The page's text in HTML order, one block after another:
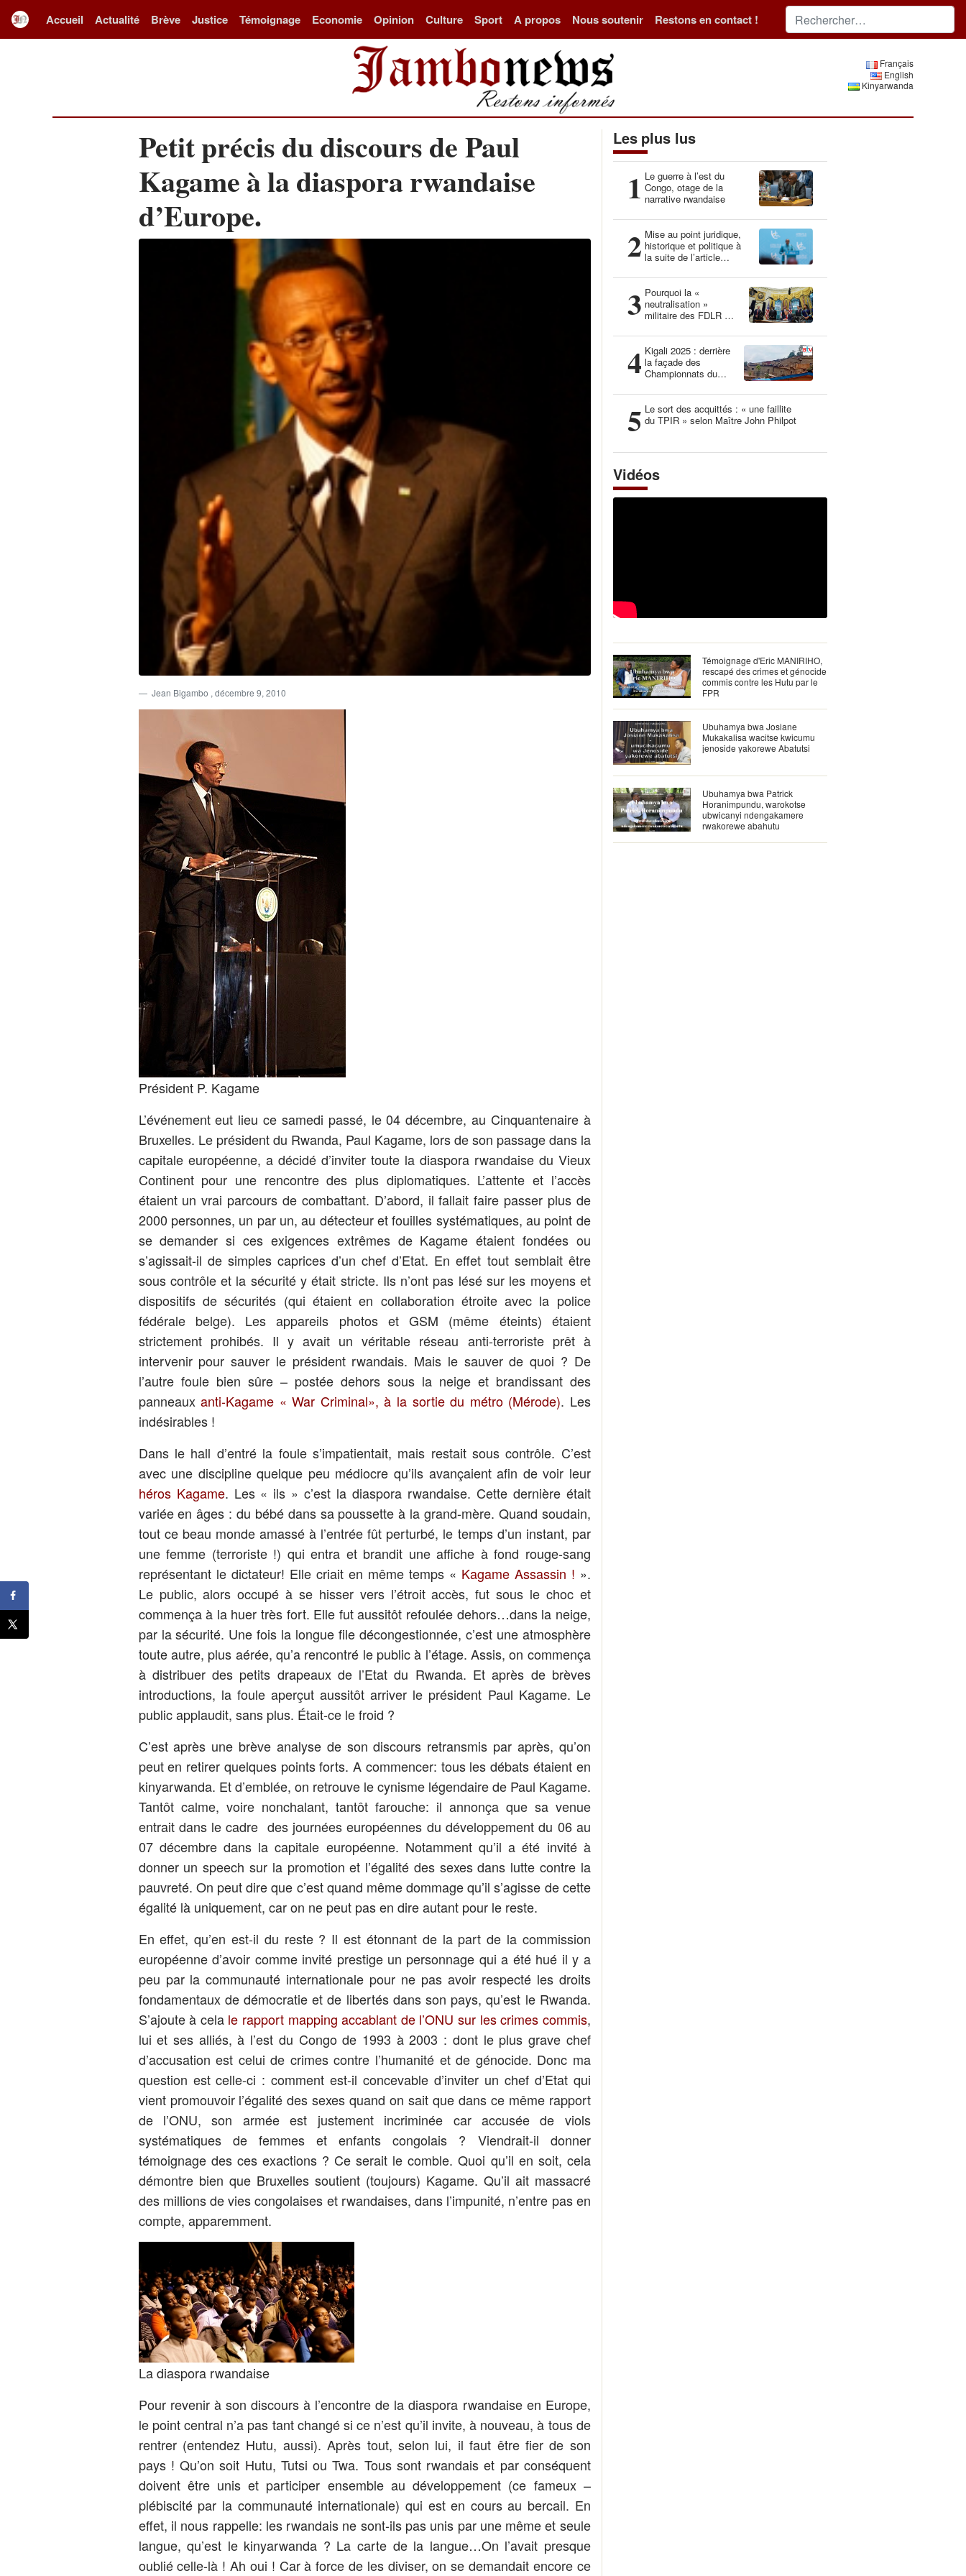
Accueil Actualité Brève Justice Témoignage Economie Opinion Culture Sport A propos Nous soutenir Restons en contact !
Français
English
Kinyarwanda
Petit précis du discours de Paul
Kagame à la diaspora rwandaise
d’Europe.
Jean Bigambo , décembre 9, 2010
Président P. Kagame
L’événement eut lieu ce samedi passé, le 04 décembre, au Cinquantenaire à
Bruxelles. Le président du Rwanda, Paul Kagame, lors de son passage dans la
capitale européenne, a décidé d’inviter toute la diaspora rwandaise du Vieux
Continent pour une rencontre des plus diplomatiques. L’attente et l’accès
étaient un vrai parcours de combattant. D’abord, il fallait faire passer plus de
2000 personnes, un par un, au détecteur et fouilles systématiques, au point de
se demander si ces exigences extrêmes de Kagame étaient fondées ou
s’agissait-il de simples caprices d’un chef d’Etat. En effet tout semblait être
sous contrôle et la sécurité y était stricte. Ils n’ont pas lésé sur les moyens et
dispositifs de sécurités (qui étaient en collaboration étroite avec la police
fédérale belge). Les appareils photos et GSM (même éteints) étaient
strictement prohibés. Il y avait un véritable réseau anti-terroriste prêt à
intervenir pour sauver le président rwandais. Mais le sauver de quoi ? De
l’autre foule bien sûre – postée dehors sous la neige et brandissant des
panneauxanti-Kagame « War Criminal», à la sortie du métro (Mérode). Les
indésirables !
Dans le hall d’entré la foule s’impatientait, mais restait sous contrôle. C’est
avec une discipline quelque peu médiocre qu’ils avançaient afin de voir leur
héros Kagame. Les « ils » c’est la diaspora rwandaise. Cette dernière était
variée en âges : du bébé dans sa poussette à la grand-mère. Quand soudain,
tout ce beau monde amassé à l’entrée fût perturbé, le temps d’un instant, par
une femme (terroriste !) qui entra et brandit une affiche à fond rouge-sang
représentant le dictateur! Elle criait en même temps « Kagame Assassin ! ».
Le public, alors occupé à se hisser vers l’étroit accès, fut sous le choc et
commença à la huer très fort. Elle fut aussitôt refoulée dehors…dans la neige,
par la sécurité. Une fois la longue file décongestionnée, c’est une atmosphère
toute autre, plus aérée, qu’a rencontré le public à l’étage. Assis, on commença
à distribuer des petits drapeaux de l’Etat du Rwanda. Et après de brèves
introductions, la foule aperçut aussitôt arriver le président Paul Kagame. Le
public applaudit, sans plus. Était-ce le froid ?
C’est après une brève analyse de son discours retransmis par après, qu’on
peut en retirer quelques points forts. A commencer: tous les débats étaient en
kinyarwanda. Et d’emblée, on retrouve le cynisme légendaire de Paul Kagame.
Tantôt calme, voire nonchalant, tantôt farouche: il annonça que sa venue
entrait dans le cadre des journées européennes du développement du 06 au
07 décembre dans la capitale européenne. Notamment qu’il a été invité à
donner un speech sur la promotion et l’égalité des sexes dans lutte contre la
pauvreté. On peut dire que c’est quand même dommage qu’il s’agisse de cette
égalité là uniquement, car on ne peut pas en dire autant pour le reste.
En effet, qu’en est-il du reste ? Il est étonnant de la part de la commission
européenne d’avoir comme invité prestige un personnage qui a été hué il y a
peu par la communauté internationale pour ne pas avoir respecté les droits
fondamentaux de démocratie et de libertés dans son pays, qu’est le Rwanda.
S’ajoute à cela le rapport mapping accablant de l’ONU sur les crimes commis,
lui et ses alliés, à l’est du Congo de 1993 à 2003 : dont le plus grave chef
d’accusation est celui de crimes contre l’humanité et de génocide. Donc ma
question est celle-ci : comment est-il concevable d’inviter un chef d’Etat qui
vient promouvoir l’égalité des sexes quand on sait que dans ce même rapport
de l’ONU, son armée est justement incriminée car accusée de viols
systématiques de femmes et enfants congolais ? Viendrait-il donner
témoignage des ces exactions ? Ce serait le comble. Quoi qu’il en soit, cela
démontre bien que Bruxelles soutient (toujours) Kagame. Qu’il ait massacré
des millions de vies congolaises et rwandaises, dans l’impunité, n’entre pas en
compte, apparemment.
La diaspora rwandaise
Pour revenir à son discours à l’encontre de la diaspora rwandaise en Europe,
le point central n’a pas tant changé si ce n’est qu’il invite, à nouveau, à tous de
rentrer (entendez Hutu, aussi). Après tout, selon lui, il faut être fier de son
pays ! Qu’on soit Hutu, Tutsi ou Twa. Tous sont rwandais et par conséquent
doivent être unis et participer ensemble au développement (ce fameux –
plébiscité par la communauté internationale) qui est en cours au bercail. En
effet, il nous rappelle: les rwandais ne sont-ils pas unis par une même et seule
langue, qu’est le kinyarwanda ? La carte de la langue…On l’avait presque
oublié celle-là ! Ah oui ! Car à force de les diviser, on se demandait encore ce
Les plus lus
1 Le guerre à l’est du
Congo, otage de la
narrative rwandaise
2 Mise au point juridique,
historique et politique à
la suite de l’article
la Belgique, gardien du
patrimoine génétique”
3 Pourquoi la «
neutralisation »
militaire des FDLR est
illusion
4 Kigali 2025 : derrière
la façade des
Championnats du
propres de l’histoire
5 Le sort des acquittés : « une faillite
du TPIR » selon Maître John Philpot
Vidéos
Témoignage d'Eric MANIRIHO,
rescapé des crimes et génocide
commis contre les Hutu par le
FPR
Ubuhamya bwa Josiane
Mukakalisa wacitse kwicumu
jenoside yakorewe Abatutsi
Ubuhamya bwa Patrick
Horanimpundu, warokotse
ubwicanyi ndengakamere
rwakorewe abahutu